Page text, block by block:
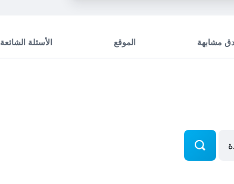
مشابهة الموقع الأسئلة الشائعة